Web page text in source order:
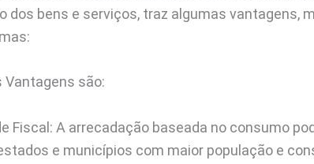
dos bens e serviços, traz algumas vantagens,
são:
Fiscal: A arrecadação baseada no consumo
e municípios com maior população e